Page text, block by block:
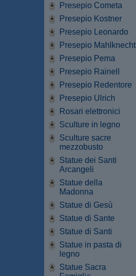
Presepio Cometa
Presepio Kostner
Presepio Leonardo
Presepio Mahlknecht
Presepio Pema
Presepio Rainell
Presepio Redentore
Presepio Ulrich
Rosari elettronici
Sculture in legno
Sculture sacre
mezzobusto
Statue dei Santi
Arcangeli
Statue della
Madonna
Statue di Gesù
Statue di Sante
Statue di Santi
Statue in pasta di
legno
Statue Sacra